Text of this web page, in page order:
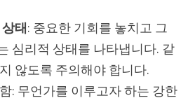
태: 중요한 기회를 놓치고 그
심리적 상태를 나타냅니다. 같
않도록 주의해야 합니다.
: 무언가를 이루고자 하는 강한